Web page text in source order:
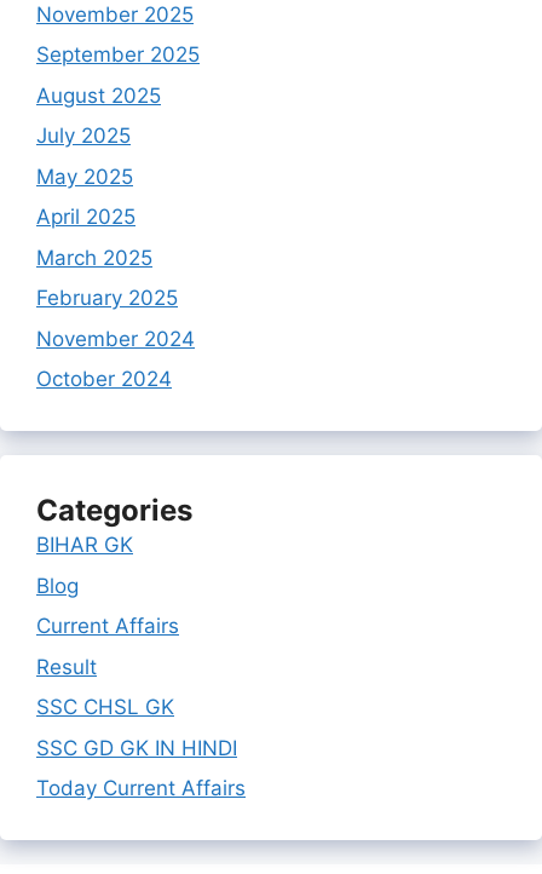
November 2025
September 2025
August 2025
July 2025
May 2025
April 2025
March 2025
February 2025
November 2024
October 2024
Categories
BIHAR GK
Blog
Current Affairs
Result
SSC CHSL GK
SSC GD GK IN HINDI
Today Current Affairs